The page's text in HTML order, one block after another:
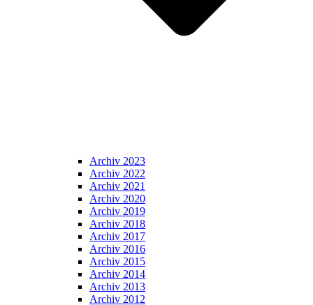
Archiv 2023
Archiv 2022
Archiv 2021
Archiv 2020
Archiv 2019
Archiv 2018
Archiv 2017
Archiv 2016
Archiv 2015
Archiv 2014
Archiv 2013
Archiv 2012